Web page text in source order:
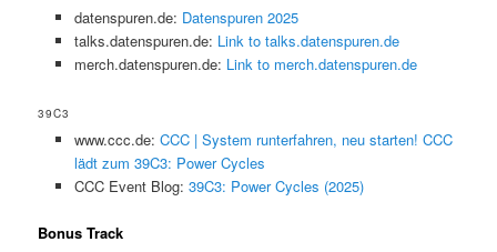
datenspuren.de: Datenspuren 2025
talks.datenspuren.de: Link to talks.datenspuren.de
merch.datenspuren.de: Link to merch.datenspuren.de
39C3
www.ccc.de: CCC | System runterfahren, neu starten! CCC
lädt zum 39C3: Power Cycles
CCC Event Blog: 39C3: Power Cycles (2025)
Bonus Track